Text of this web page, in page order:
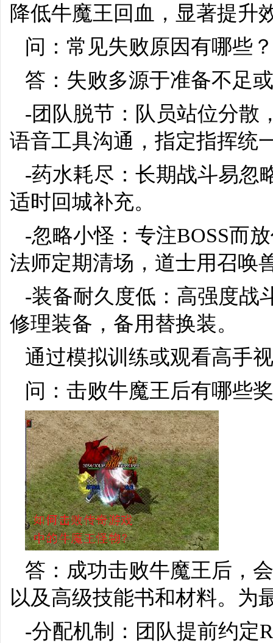
降低牛魔王回血，显著提升
问：常见失败原因有哪些
答：失败多源于准备不足
-团队脱节：队员站位分散
语音工具沟通，指定指挥统
-药水耗尽：长期战斗易忽
适时回城补充。
-忽略小怪：专注BOSS而
法师定期清场，道士用召唤
-装备耐久度低：高强度战
修理装备，备用替换装。
通过模拟训练或观看高手
问：击败牛魔王后有哪些
答：成功击败牛魔王后，
以及高级技能书和材料。为
-分配机制：团队提前约定